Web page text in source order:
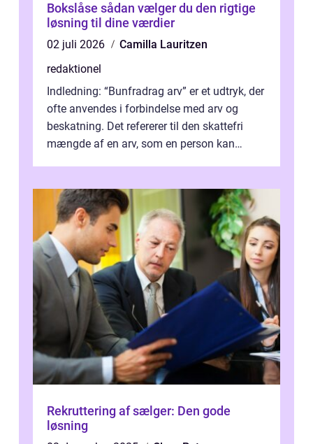
Bokslåse sådan vælger du den rigtige
løsning til dine værdier
02 juli 2026
Camilla Lauritzen
redaktionel
Indledning: “Bunfradrag arv” er et udtryk, der
ofte anvendes i forbindelse med arv og
beskatning. Det refererer til den skattefri
mængde af en arv, som en person kan
Rekruttering af sælger: Den gode
løsning